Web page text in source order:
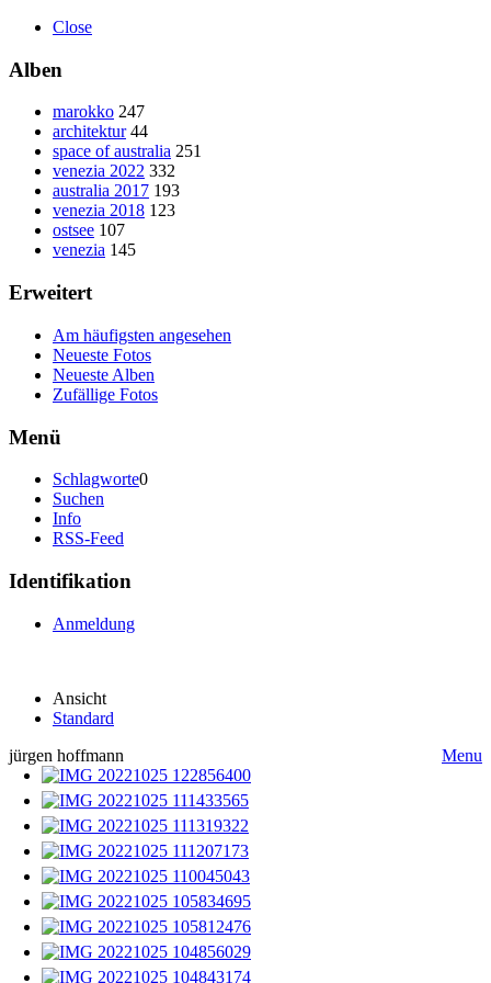
Close
Alben
marokko 247
architektur 44
space of australia 251
venezia 2022 332
australia 2017 193
venezia 2018 123
ostsee 107
venezia 145
Erweitert
Am häufigsten angesehen
Neueste Fotos
Neueste Alben
Zufällige Fotos
Menü
Schlagworte0
Suchen
Info
RSS-Feed
Identifikation
Anmeldung
Ansicht
Standard
jürgen hoffmann
Menu